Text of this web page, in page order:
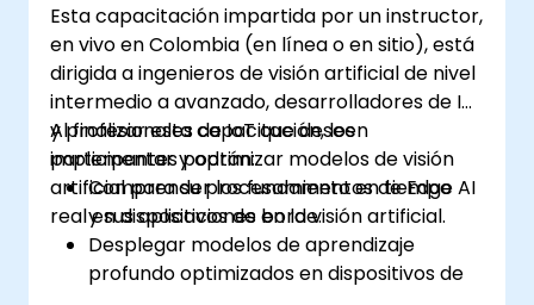
Esta capacitación impartida por un instructor,
en vivo en Colombia (en línea o en sitio), está
dirigida a ingenieros de visión artificial de nivel
intermedio a avanzado, desarrolladores de IA
y profesionales de IoT que deseen
implementar y optimizar modelos de visión
artificial para su procesamiento en tiempo
real en dispositivos de borde.
Al finalizar esta capacitación, los
participantes podrán:
Comprender los fundamentos de Edge AI
y sus aplicaciones en la visión artificial.
Desplegar modelos de aprendizaje
profundo optimizados en dispositivos de